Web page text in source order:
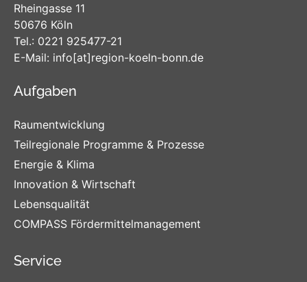
Rheingasse 11
50676 Köln
Tel.: 0221 925477-21
E-Mail: info[at]region-koeln-bonn.de
Aufgaben
Raumentwicklung
Teilregionale Programme & Prozesse
Energie & Klima
Innovation & Wirtschaft
Lebensqualität
COMPASS Fördermittelmanagement
Service